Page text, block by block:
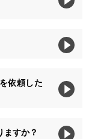
依頼した
ますか？